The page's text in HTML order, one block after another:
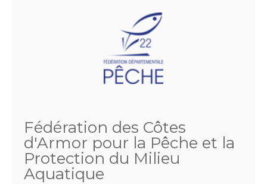
Fédération des Côtes
d'Armor pour la Pêche et la
Protection du Milieu
Aquatique